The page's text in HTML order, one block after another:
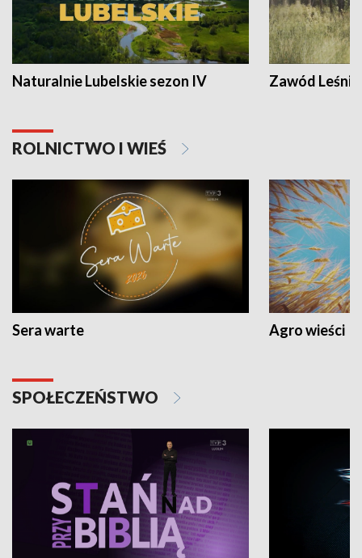
Naturalnie Lubelskie sezon IV Zawód Leśnik
ROLNICTWO I WIEŚ
Sera warte Agro wieści
SPOŁECZEŃSTWO